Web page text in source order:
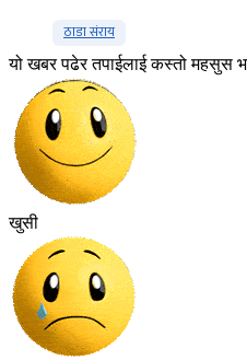
ठाडा संराय
यो खबर पढेर तपाईलाई कस्तो महसुस
खुसी